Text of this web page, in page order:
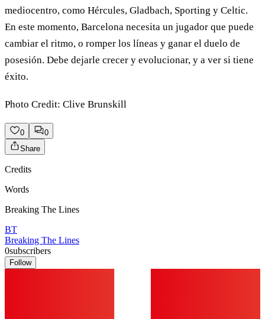
mediocentro, como Hércules, Gladbach, Sporting y Celtic.
En este momento, Barcelona necesita un jugador que puede
cambiar el ritmo, o romper los líneas y ganar el duelo de
posesión. Debe dejarle crecer y evolucionar, y a ver si tiene
éxito.
Photo Credit: Clive Brunskill
0
0
Share
Credits
Words
Breaking The Lines
BT
Breaking The Lines
0subscribers
Follow